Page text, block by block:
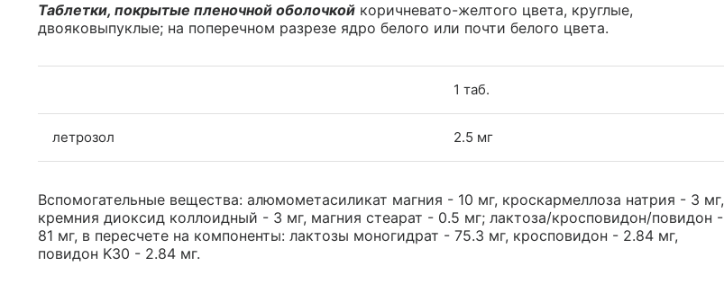
Таблетки, покрытые пленочной оболочкой коричневато-желтого цвета, круглые,
двояковыпуклые; на поперечном разрезе ядро белого или почти белого цвета.
1 таб.
летрозол 2.5 мг
Вспомогательные вещества: алюмометасиликат магния - 10 мг, кроскармеллоза натрия - 3 мг,
кремния диоксид коллоидный - 3 мг, магния стеарат - 0.5 мг; лактоза/кросповидон/повидон -
81 мг, в пересчете на компоненты: лактозы моногидрат - 75.3 мг, кросповидон - 2.84 мг,
повидон K30 - 2.84 мг.